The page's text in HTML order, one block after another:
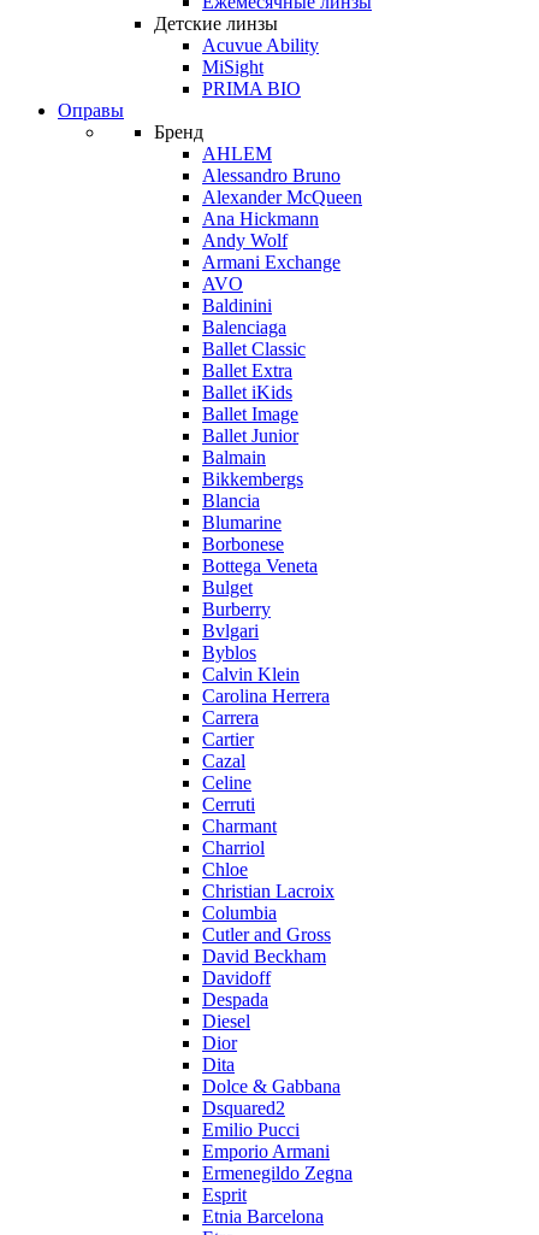
Детские линзы
Acuvue Ability
MiSight
PRIMA BIO
Оправы
Бренд
AHLEM
Alessandro Bruno
Alexander McQueen
Ana Hickmann
Andy Wolf
Armani Exchange
AVO
Baldinini
Balenciaga
Ballet Classic
Ballet Extra
Ballet iKids
Ballet Image
Ballet Junior
Balmain
Bikkembergs
Blancia
Blumarine
Borbonese
Bottega Veneta
Bulget
Burberry
Bvlgari
Byblos
Calvin Klein
Carolina Herrera
Carrera
Cartier
Cazal
Celine
Cerruti
Charmant
Charriol
Chloe
Christian Lacroix
Columbia
Cutler and Gross
David Beckham
Davidoff
Despada
Diesel
Dior
Dita
Dolce & Gabbana
Dsquared2
Emilio Pucci
Emporio Armani
Ermenegildo Zegna
Esprit
Etnia Barcelona